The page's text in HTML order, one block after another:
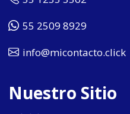
55 2509 8929
info@micontacto.click
Nuestro Sitio